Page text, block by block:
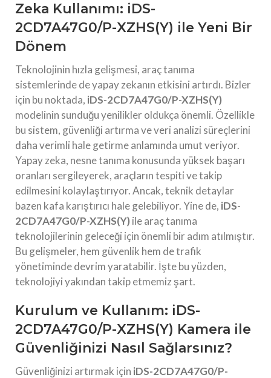
Zeka Kullanımı: iDS-
2CD7A47G0/P-XZHS(Y) ile Yeni Bir
Dönem
Teknolojinin hızla gelişmesi, araç tanıma
sistemlerinde de yapay zekanın etkisini artırdı. Bizler
için bu noktada, iDS-2CD7A47G0/P-XZHS(Y)
modelinin sunduğu yenilikler oldukça önemli. Özellikle
bu sistem, güvenliği artırma ve veri analizi süreçlerini
daha verimli hale getirme anlamında umut veriyor.
Yapay zeka, nesne tanıma konusunda yüksek başarı
oranları sergileyerek, araçların tespiti ve takip
edilmesini kolaylaştırıyor. Ancak, teknik detaylar
bazen kafa karıştırıcı hale gelebiliyor. Yine de, iDS-
2CD7A47G0/P-XZHS(Y) ile araç tanıma
teknolojilerinin geleceği için önemli bir adım atılmıştır.
Bu gelişmeler, hem güvenlik hem de trafik
yönetiminde devrim yaratabilir. İşte bu yüzden,
teknolojiyi yakından takip etmemiz şart.
Kurulum ve Kullanım: iDS-
2CD7A47G0/P-XZHS(Y) Kamera ile
Güvenliğinizi Nasıl Sağlarsınız?
Güvenliğinizi artırmak için iDS-2CD7A47G0/P-